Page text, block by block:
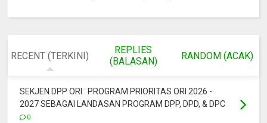
RECENT (TERKINI)
REPLIES
(BALASAN)
RANDOM (ACAK)
SEKJEN DPP ORI : PROGRAM PRIORITAS ORI 2026 -
2027 SEBAGAI LANDASAN PROGRAM DPP, DPD, & DPC
0